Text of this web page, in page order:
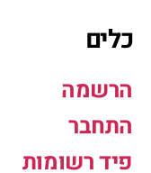
כלים
הרשמה
התחבר
פיד רשומות